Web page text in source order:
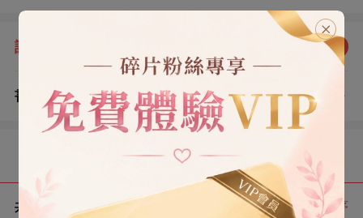
個二婚，不般配。」 后來。 我訂婚的消息傳出來。 他堵
評分： 點我評分
書評 （2） 查看評論
目錄
共 8 章 正序